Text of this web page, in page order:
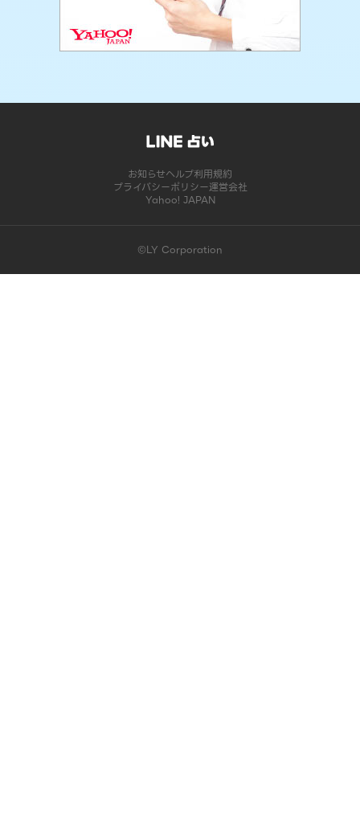
お知らせヘルプ利用規約
プライバシーポリシー運営会社
Yahoo! JAPAN
©LY Corporation
このコンテンツは掲載が終了しました | LINE占い